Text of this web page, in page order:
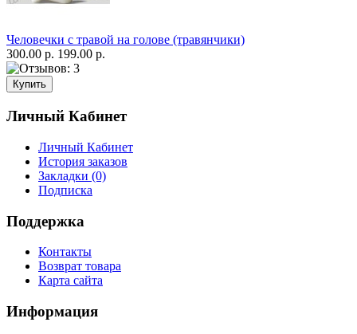
Человечки с травой на голове (травянчики)
300.00 р. 199.00 р.
Личный Кабинет
Личный Кабинет
История заказов
Закладки (0)
Подписка
Поддержка
Контакты
Возврат товара
Карта сайта
Информация